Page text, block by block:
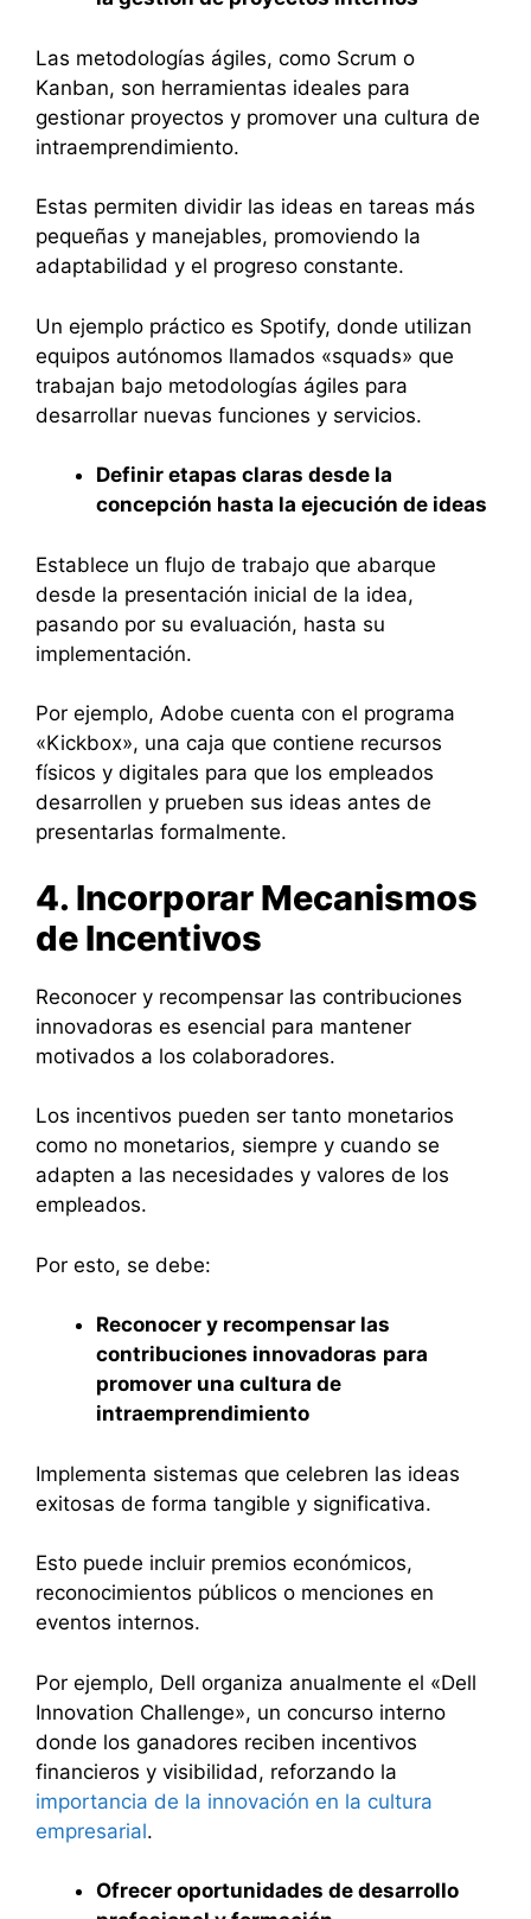
Las metodologías ágiles, como Scrum o
Kanban, son herramientas ideales para
gestionar proyectos y promover una cultura de
intraemprendimiento.
Estas permiten dividir las ideas en tareas más
pequeñas y manejables, promoviendo la
adaptabilidad y el progreso constante.
Un ejemplo práctico es Spotify, donde utilizan
equipos autónomos llamados «squads» que
trabajan bajo metodologías ágiles para
desarrollar nuevas funciones y servicios.
Definir etapas claras desde la
concepción hasta la ejecución de ideas
Establece un flujo de trabajo que abarque
desde la presentación inicial de la idea,
pasando por su evaluación, hasta su
implementación.
Por ejemplo, Adobe cuenta con el programa
«Kickbox», una caja que contiene recursos
físicos y digitales para que los empleados
desarrollen y prueben sus ideas antes de
presentarlas formalmente.
4. Incorporar Mecanismos
de Incentivos
Reconocer y recompensar las contribuciones
innovadoras es esencial para mantener
motivados a los colaboradores.
Los incentivos pueden ser tanto monetarios
como no monetarios, siempre y cuando se
adapten a las necesidades y valores de los
empleados.
Por esto, se debe:
Reconocer y recompensar las
contribuciones innovadoras para
promover una cultura de
intraemprendimiento
Implementa sistemas que celebren las ideas
exitosas de forma tangible y significativa.
Esto puede incluir premios económicos,
reconocimientos públicos o menciones en
eventos internos.
Por ejemplo, Dell organiza anualmente el «Dell
Innovation Challenge», un concurso interno
donde los ganadores reciben incentivos
financieros y visibilidad, reforzando la
importancia de la innovación en la cultura
empresarial.
Ofrecer oportunidades de desarrollo